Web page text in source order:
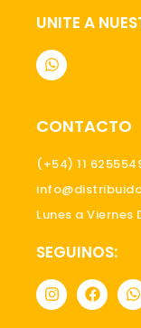
UNITE A
W
h
s
a
p
CONTACTO
(+54) 11
Lunes a Viernes
SEGUINOS:
I
n
F
a
h